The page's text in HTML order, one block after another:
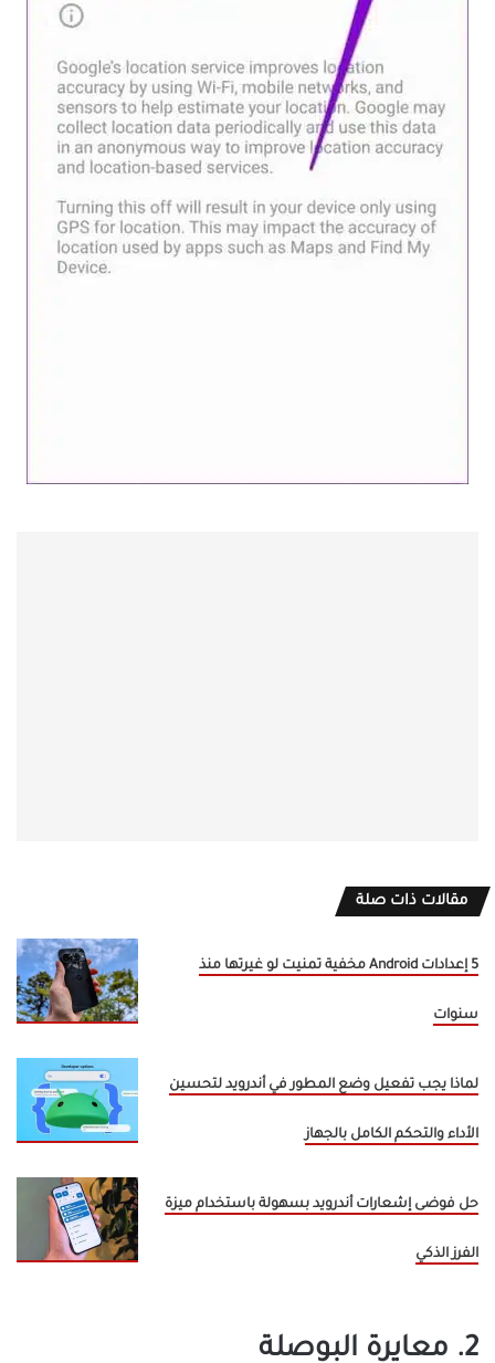
مقالات ذات صلة
5 إعدادات Android مخفية تمنيت لو غيرتها منذ
سنوات
لماذا يجب تفعيل وضع المطور في أندرويد لتحسين
الأداء والتحكم الكامل بالجهاز
حل فوضى إشعارات أندرويد بسهولة باستخدام ميزة
الفرز الذكي
2. معايرة البوصلة